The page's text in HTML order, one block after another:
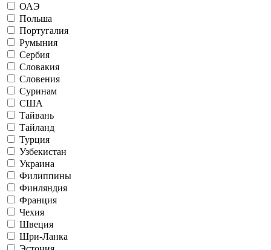
ОАЭ
Польша
Португалия
Румыния
Сербия
Словакия
Словения
Суринам
США
Тайвань
Тайланд
Турция
Узбекистан
Украина
Филиппины
Финляндия
Франция
Чехия
Швеция
Шри-Ланка